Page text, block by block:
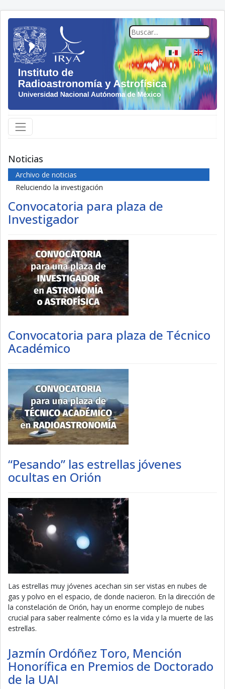
Seleccione su
Noticias
Archivo de noticias
Reluciendo la investigación
Convocatoria para plaza de
Investigador
Convocatoria para plaza de Técnico
Académico
“Pesando” las estrellas jóvenes
ocultas en Orión
Las estrellas muy jóvenes acechan sin ser vistas en nubes de
gas y polvo en el espacio, de donde nacieron. En la dirección de
la constelación de Orión, hay un enorme complejo de nubes
crucial para saber realmente cómo es la vida y la muerte de las
estrellas.
Jazmín Ordóñez Toro, Mención
Honorífica en Premios de Doctorado
de la UAI